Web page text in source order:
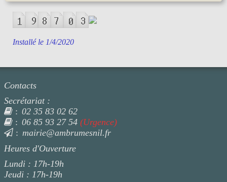
Installé le 1/4/2020
Contacts
Secrétariat :
: 02 35 83 02 62
: 06 85 93 27 54 (Urgence)
: mairie@ambrumesnil.fr
Heures d'Ouverture
Lundi : 17h-19h
Jeudi : 17h-19h